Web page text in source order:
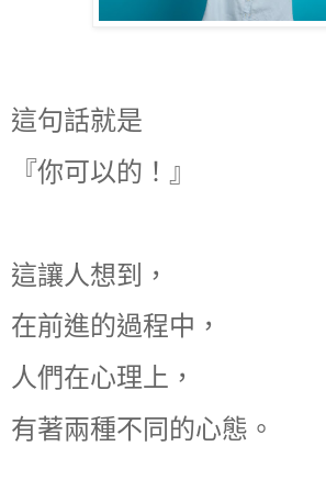
這句話就是
『你可以的！』
這讓人想到，
在前進的過程中，
人們在心理上，
有著兩種不同的心態。